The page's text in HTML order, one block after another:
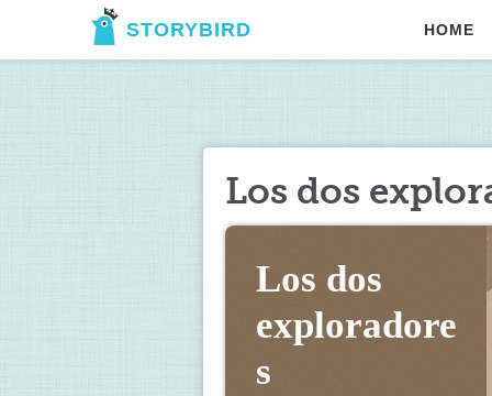
STORYBIRD HOME
Los dos
Los dos
exploradore
s